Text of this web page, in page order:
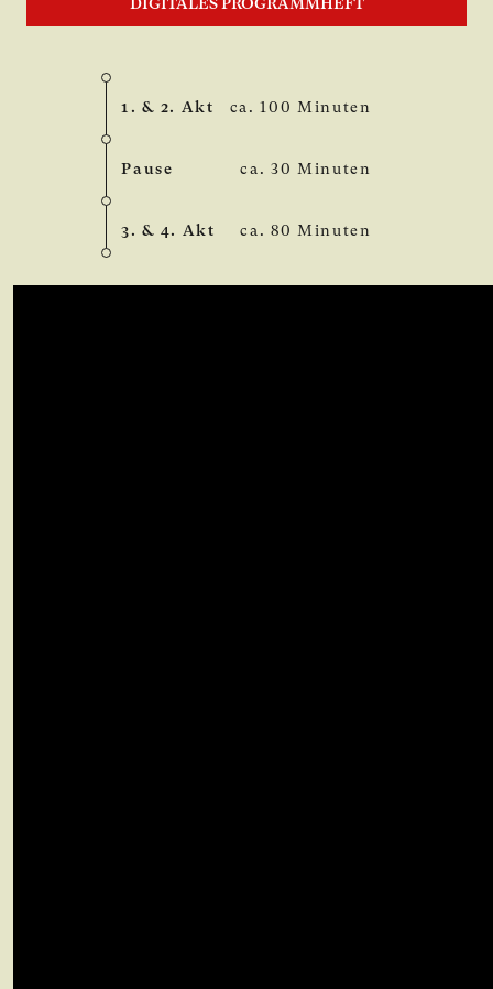
1. & 2. Akt ca. 100 Minuten
Pause ca. 30 Minuten
3. & 4. Akt ca. 80 Minuten